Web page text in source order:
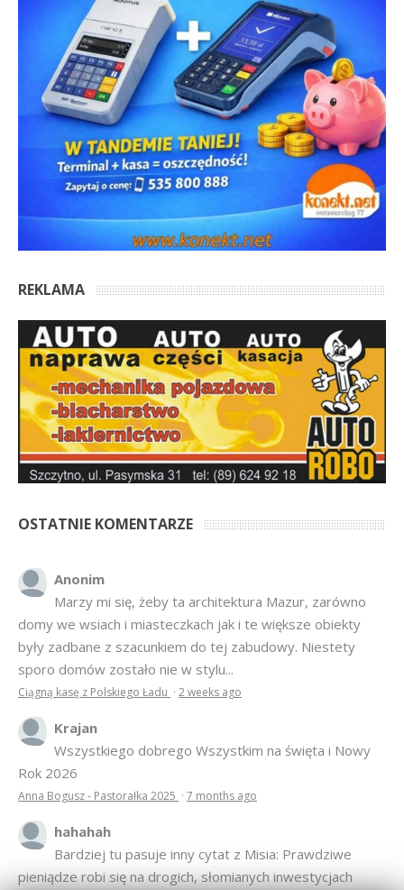
REKLAMA
OSTATNIE KOMENTARZE
Anonim
domy we wsiach i miasteczkach jak i te większe obiekty
były zadbane z szacunkiem do tej zabudowy. Niestety
sporo domów zostało nie w stylu...